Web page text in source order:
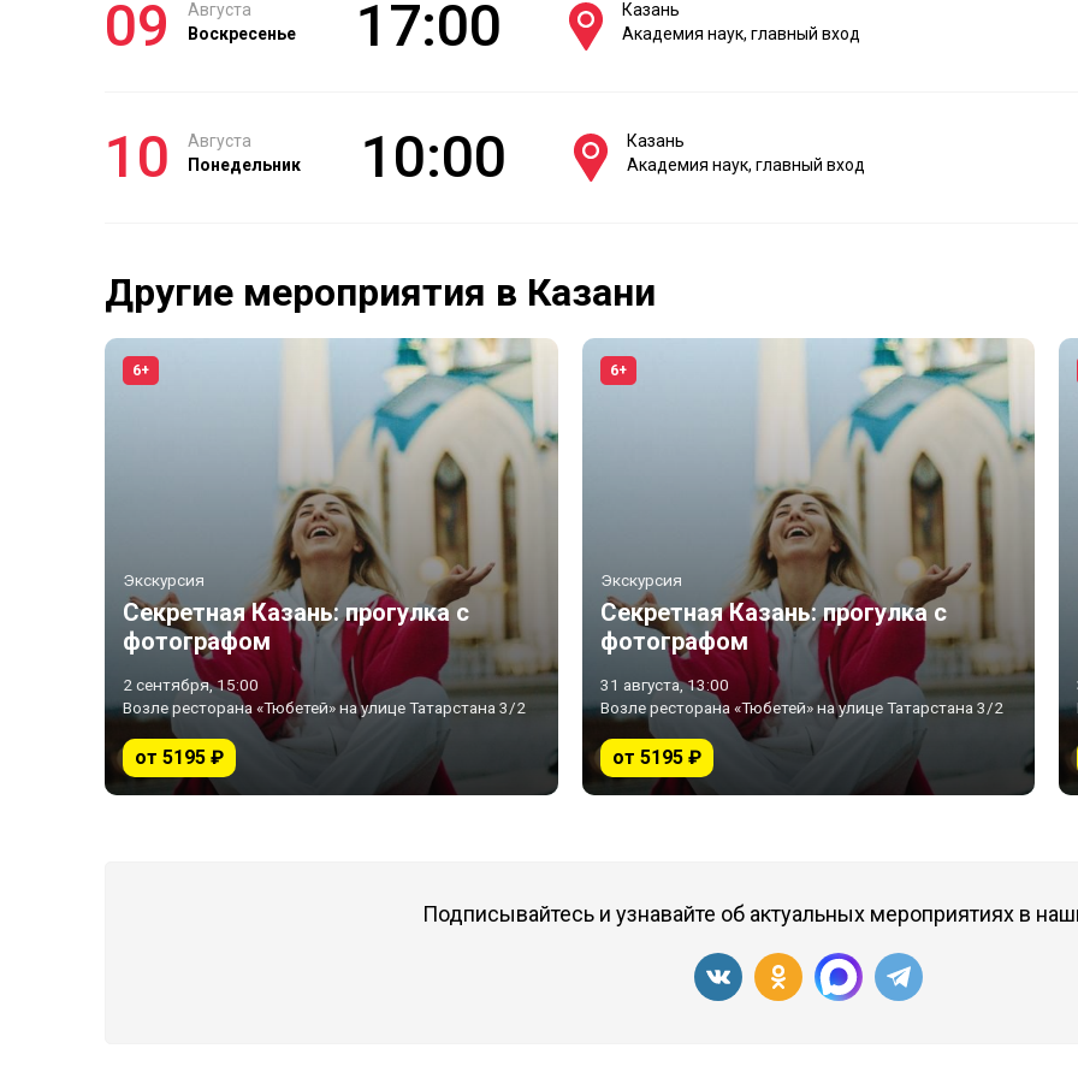
09
Августа
Воскресенье
17:00
Казань
Академия наук, главный вход
10
Августа
Понедельник
10:00
Казань
Академия наук, главный вход
Другие мероприятия в Казани
6+
Экскурсия
Секретная Казань: прогулка с
фотографом
2 сентября, 15:00
Возле ресторана «Тюбетей» на улице Татарстана 3/2
от 5195 ₽
6+
Экскурсия
Секретная Казань: прогулка с
фотографом
31 августа, 13:00
Возле ресторана «Тюбетей» на улице Татарстана 3/2
от 5195 ₽
Подписывайтесь и узнавайте об актуальных мероприятиях в